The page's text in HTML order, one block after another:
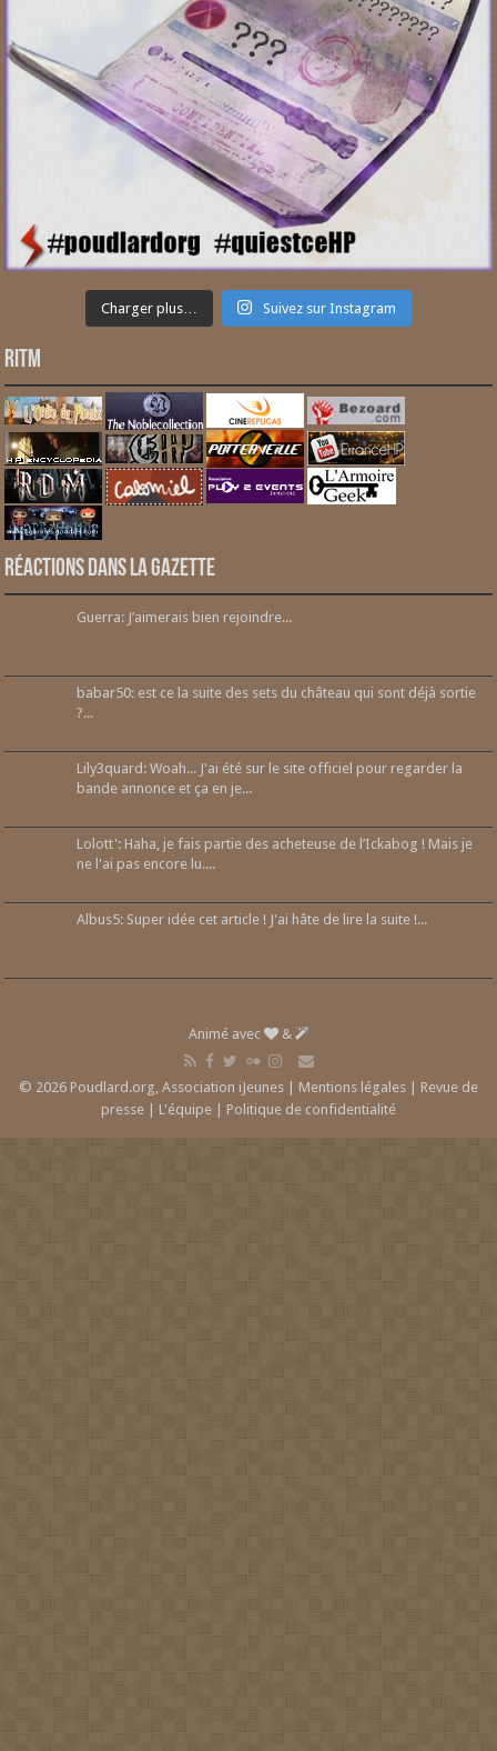
Charger plus… Suivez sur Instagram
RITM
Réactions dans la gazette
Guerra: J’aimerais bien rejoindre...
babar50: est ce la suite des sets du château qui sont déjà sortie
?...
Lily3quard: Woah... J'ai été sur le site officiel pour regarder la
bande annonce et ça en je...
Lolott': Haha, je fais partie des acheteuse de l’Ickabog ! Mais je
ne l'ai pas encore lu....
Albus5: Super idée cet article ! J'ai hâte de lire la suite !...
Animé avec &
© 2026 Poudlard.org, Association iJeunes | Mentions légales | Revue de
presse | L'équipe | Politique de confidentialité